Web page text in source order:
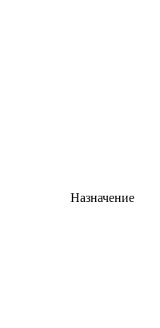
Назначение